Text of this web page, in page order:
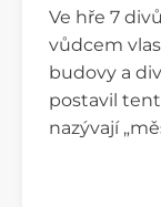
Ve hře 7
vůdcem
budovy a
postavil
nazývají